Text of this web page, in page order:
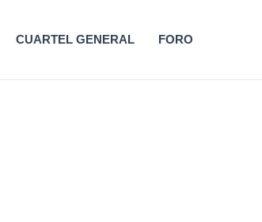
CUARTEL GENERAL FORO